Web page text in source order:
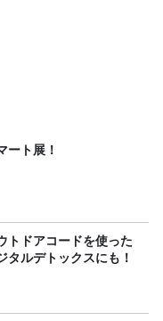
ート展！
トドアコードを使った
タルデトックスにも！